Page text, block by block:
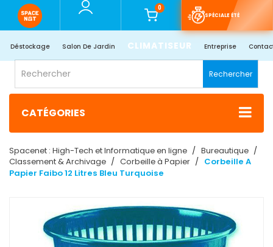
0
SPÉCIALE ÉTÉ
Déstockage Salon De Jardin CLIMATISEUR Entreprise
Rechercher
CATÉGORIES
Spacenet : High-Tech et Informatique en ligne
Bureautique
Classement & Archivage
Corbeille à Papier
Corbeille A
Papier Faibo 12 Litres Bleu Turquoise